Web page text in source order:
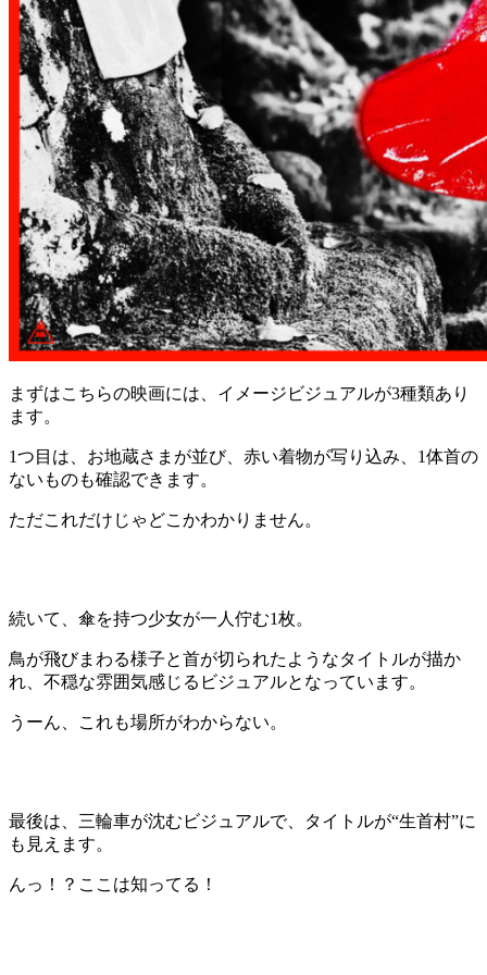
まずはこちらの映画には、イメージビジュアルが3種類あり
ます。
1つ目は、お地蔵さまが並び、赤い着物が写り込み、1体首の
ないものも確認できます。
ただこれだけじゃどこかわかりません。
続いて、傘を持つ少女が一人佇む1枚。
鳥が飛びまわる様子と首が切られたようなタイトルが描か
れ、不穏な雰囲気感じるビジュアルとなっています。
うーん、これも場所がわからない。
最後は、三輪車が沈むビジュアルで、タイトルが“生首村”に
も見えます。
んっ！？ここは知ってる！